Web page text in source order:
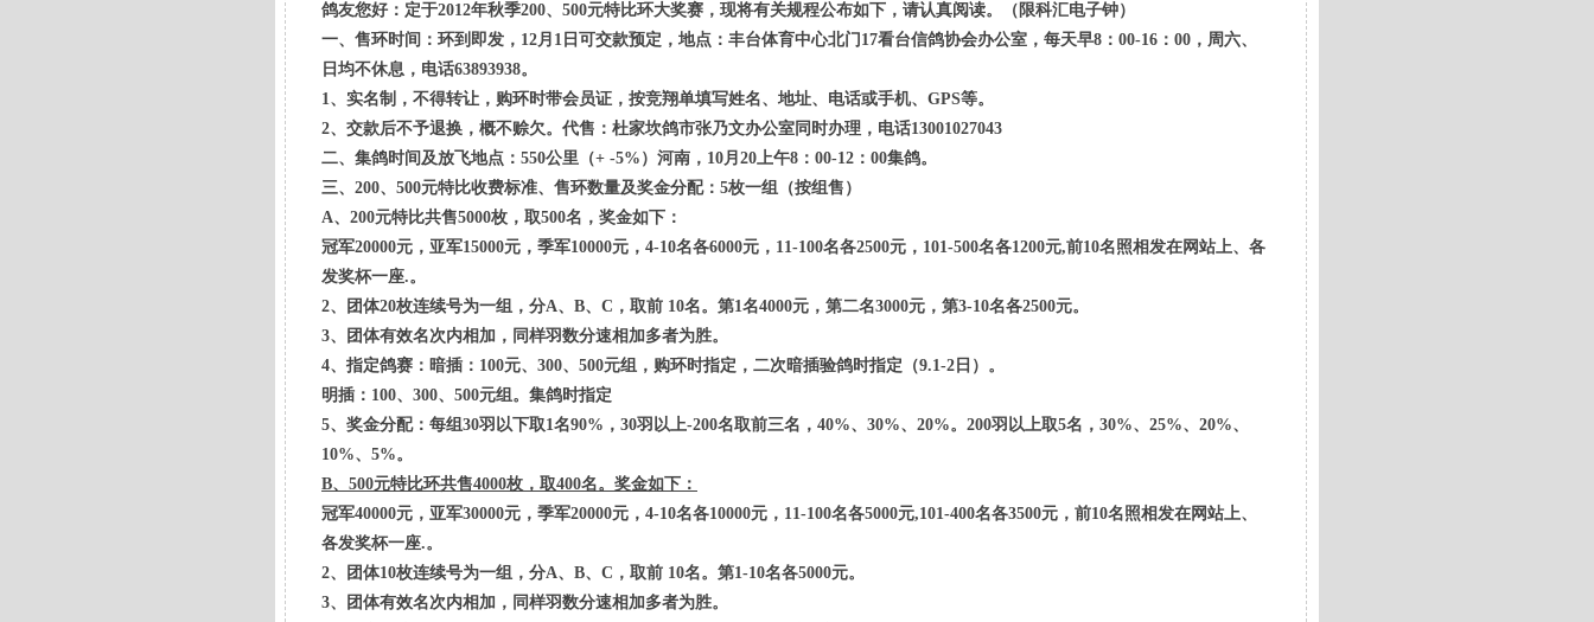
鸽友您好：定于2012年秋季200、500元特比环大奖赛，现将有关规程公布如下，请认真阅读。（限科汇电子钟）
一、售环时间：环到即发，12月1日可交款预定，地点：丰台体育中心北门17看台信鸽协会办公室，每天早8：00-16：00，周六、
日均不休息，电话63893938。
1、实名制，不得转让，购环时带会员证，按竞翔单填写姓名、地址、电话或手机、GPS等。
2、交款后不予退换，概不赊欠。代售：杜家坎鸽市张乃文办公室同时办理，电话13001027043
二、集鸽时间及放飞地点：550公里（+ -5%）河南，10月20上午8：00-12：00集鸽。
三、200、500元特比收费标准、售环数量及奖金分配：5枚一组（按组售）
A、200元特比共售5000枚，取500名，奖金如下：
冠军20000元，亚军15000元，季军10000元，4-10名各6000元，11-100名各2500元，101-500名各1200元,前10名照相发在网站上、各
发奖杯一座.。
2、团体20枚连续号为一组，分A、B、C，取前 10名。第1名4000元，第二名3000元，第3-10名各2500元。
3、团体有效名次内相加，同样羽数分速相加多者为胜。
4、指定鸽赛：暗插：100元、300、500元组，购环时指定，二次暗插验鸽时指定（9.1-2日）。
明插：100、300、500元组。集鸽时指定
5、奖金分配：每组30羽以下取1名90%，30羽以上-200名取前三名，40%、30%、20%。200羽以上取5名，30%、25%、20%、
10%、5%。
B、500元特比环共售4000枚，取400名。奖金如下：
冠军40000元，亚军30000元，季军20000元，4-10名各10000元，11-100名各5000元,101-400名各3500元，前10名照相发在网站上、
各发奖杯一座.。
2、团体10枚连续号为一组，分A、B、C，取前 10名。第1-10名各5000元。
3、团体有效名次内相加，同样羽数分速相加多者为胜。